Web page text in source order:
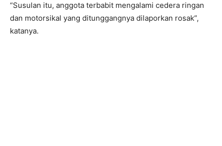
c
e
b
o
“Susulan itu, anggota terbabit mengalami cedera ringan
dan motorsikal yang ditunggangnya dilaporkan rosak”,
katanya.